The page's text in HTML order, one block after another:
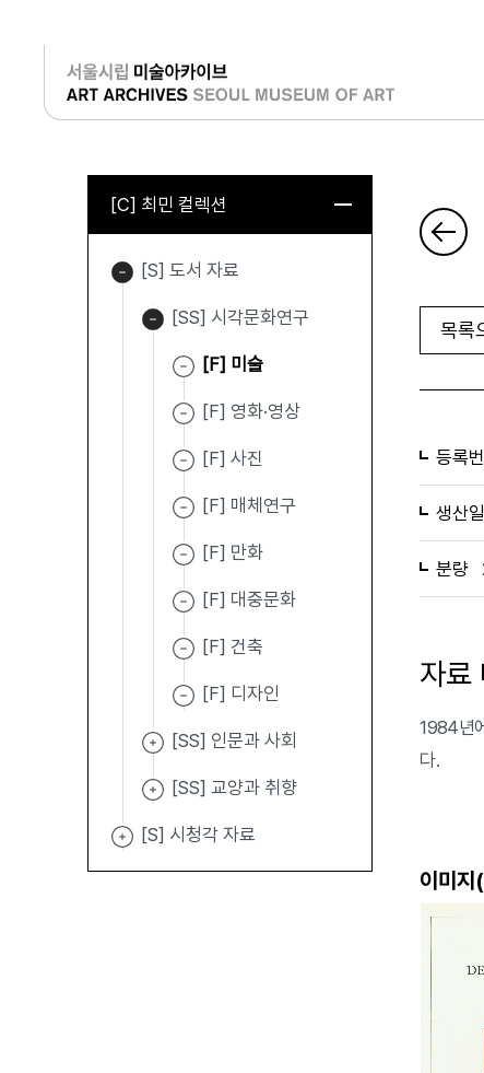
로그인
[C] 최민 컬렉션
[S] 도서 자료
[SS] 시각문화연구
[F] 미술
[F] 영화·영상
[F] 사진
[F] 매체연구
[F] 만화
[F] 대중문화
[F] 건축
[F] 디자인
[SS] 인문과 사회
[SS] 교양과 취향
[S] 시청각 자료
목록
등록
생산
분량
자료
1984년
다.
이미지(